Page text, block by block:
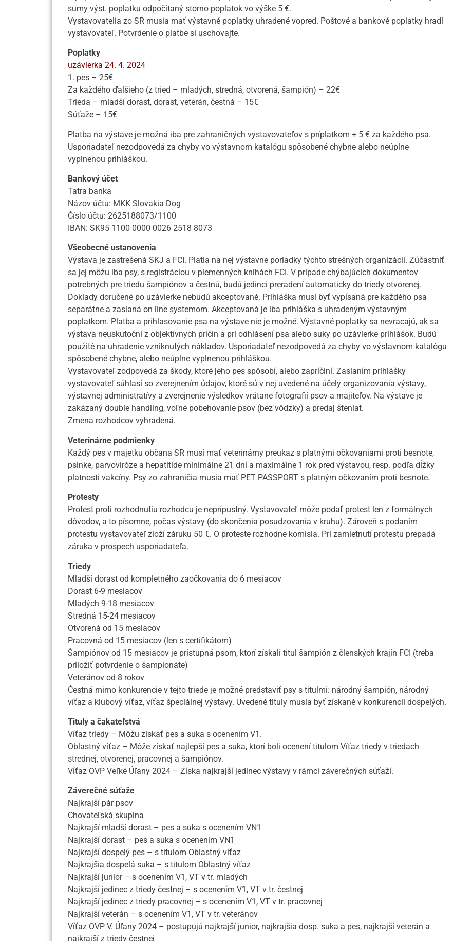
sumy výst. poplatku odpočítaný storno poplatok vo výške 5 €.
Vystavovatelia zo SR musia mať výstavné poplatky uhradené vopred. Poštové a bankové poplatky hradí
vystavovateľ. Potvrdenie o platbe si uschovajte.
Poplatky
uzávierka 24. 4. 2024
1. pes – 25€
Za každého ďalšieho (z tried – mladých, stredná, otvorená, šampión) – 22€
Trieda – mladší dorast, dorast, veterán, čestná – 15€
Súťaže – 15€
Platba na výstave je možná iba pre zahraničných vystavovateľov s príplatkom + 5 € za každého psa.
Usporiadateľ nezodpovedá za chyby vo výstavnom katalógu spôsobené chybne alebo neúplne
vyplnenou prihláškou.
Bankový účet
Tatra banka
Názov účtu: MKK Slovakia Dog
Číslo účtu: 2625188073/1100
IBAN: SK95 1100 0000 0026 2518 8073
Všeobecné ustanovenia
Výstava je zastrešená SKJ a FCI. Platia na nej výstavne poriadky týchto strešných organizácií. Zúčastniť
sa jej môžu iba psy, s registráciou v plemenných knihách FCI. V prípade chýbajúcich dokumentov
potrebných pre triedu šampiónov a čestnú, budú jedinci preradení automaticky do triedy otvorenej.
Doklady doručené po uzávierke nebudú akceptované. Prihláška musí byť vypísaná pre každého psa
separátne a zaslaná on line systemom. Akceptovaná je iba prihláška s uhradeným výstavným
poplatkom. Platba a prihlasovanie psa na výstave nie je možné. Výstavné poplatky sa nevracajú, ak sa
výstava neuskutoční z objektívnych príčin a pri odhlásení psa alebo suky po uzávierke prihlášok. Budú
použité na uhradenie vzniknutých nákladov. Usporiadateľ nezodpovedá za chyby vo výstavnom katalógu
spôsobené chybne, alebo neúplne vyplnenou prihláškou.
Vystavovateľ zodpovedá za škody, ktoré jeho pes spôsobí, alebo zapríčiní. Zaslaním prihlášky
vystavovateľ súhlasí so zverejnením údajov, ktoré sú v nej uvedené na účely organizovania výstavy,
výstavnej administratívy a zverejnenie výsledkov vrátane fotografií psov a majiteľov. Na výstave je
zakázaný double handling, voľné pobehovanie psov (bez vôdzky) a predaj šteniat.
Zmena rozhodcov vyhradená.
Veterinárne podmienky
Každý pes v majetku občana SR musí mať veterinárny preukaz s platnými očkovaniami proti besnote,
psinke, parvoviróze a hepatitíde minimálne 21 dní a maximálne 1 rok pred výstavou, resp. podľa dĺžky
platnosti vakcíny. Psy zo zahraničia musia mať PET PASSPORT s platným očkovaním proti besnote.
Protesty
Protest proti rozhodnutiu rozhodcu je neprípustný. Vystavovateľ môže podať protest len z formálnych
dôvodov, a to písomne, počas výstavy (do skončenia posudzovania v kruhu). Zároveň s podaním
protestu vystavovateľ zloží záruku 50 €. O proteste rozhodne komisia. Pri zamietnutí protestu prepadá
záruka v prospech usporiadateľa.
Triedy
Mladší dorast od kompletného zaočkovania do 6 mesiacov
Dorast 6-9 mesiacov
Mladých 9-18 mesiacov
Stredná 15-24 mesiacov
Otvorená od 15 mesiacov
Pracovná od 15 mesiacov (len s certifikátom)
Šampiónov od 15 mesiacov je prístupná psom, ktorí získali titul šampión z členských krajín FCI (treba
priložiť potvrdenie o šampionáte)
Veteránov od 8 rokov
Čestná mimo konkurencie v tejto triede je možné predstaviť psy s titulmi: národný šampión, národný
víťaz a klubový víťaz, víťaz špeciálnej výstavy. Uvedené tituly musia byť získané v konkurencii dospelých.
Tituly a čakateľstvá
Víťaz triedy – Môžu získať pes a suka s ocenením V1.
Oblastný víťaz – Môže získať najlepší pes a suka, ktorí boli ocenení titulom Víťaz triedy v triedach
strednej, otvorenej, pracovnej a šampiónov.
Víťaz OVP Veľké Úľany 2024 – Získa najkrajší jedinec výstavy v rámci záverečných súťaží.
Záverečné súťaže
Najkrajší pár psov
Chovateľská skupina
Najkrajší mladší dorast – pes a suka s ocenením VN1
Najkrajší dorast – pes a suka s ocenením VN1
Najkrajší dospelý pes – s titulom Oblastný víťaz
Najkrajšia dospelá suka – s titulom Oblastný víťaz
Najkrajší junior – s ocenením V1, VT v tr. mladých
Najkrajší jedinec z triedy čestnej – s ocenením V1, VT v tr. čestnej
Najkrajší jedinec z triedy pracovnej – s ocenením V1, VT v tr. pracovnej
Najkrajší veterán – s ocenením V1, VT v tr. veteránov
Víťaz OVP V. Úľany 2024 – postupujú najkrajší junior, najkrajšia dosp. suka a pes, najkrajší veterán a
najkrajší z triedy čestnej